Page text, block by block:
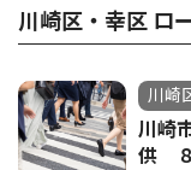
川崎区・幸区 ロ
川崎
川崎
供